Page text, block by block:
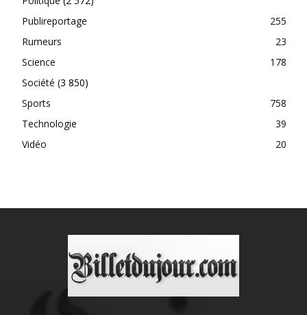
Publireportage
255
Rumeurs
23
Science
178
Société (3 850)
Sports
758
Technologie
39
Vidéo
20